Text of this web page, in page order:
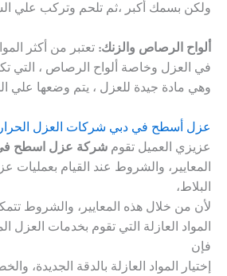
ولكن بسمك أكبر ،ثم تلحم وتركب علي
ألواح الرصاص والزنك: تعتبر من أكثر
في العزل وخاصة ألواح الرصاص ، التي
وهي مادة جيدة للعزل ، يتم وضعها علي
عزل أسطح في دبي شركات العزل
عزيزي العميل تقوم شركة عزل اسطح
المعايير، والشروط عند القيام بعمليات
البلاط،
لأن من خلال هذه المعايير، والشروط
المواد العازلة التي تقوم بخدمات العزل
فإن
إختيار المواد العازلة بالدقة الجديدة،